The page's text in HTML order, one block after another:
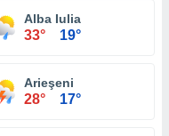
Alba Iulia
33° 19°
Arieşeni
28° 17°